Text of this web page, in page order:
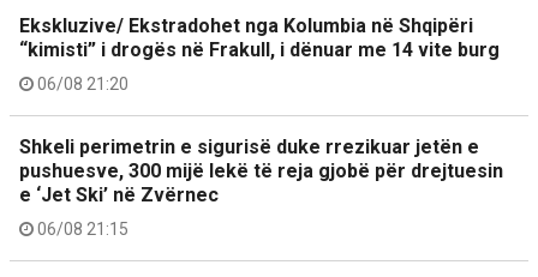
Ekskluzive/ Ekstradohet nga Kolumbia në Shqipëri
“kimisti” i drogës në Frakull, i dënuar me 14 vite burg
06/08 21:20
Shkeli perimetrin e sigurisë duke rrezikuar jetën e
pushuesve, 300 mijë lekë të reja gjobë për drejtuesin
e ‘Jet Ski’ në Zvërnec
06/08 21:15